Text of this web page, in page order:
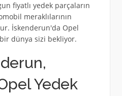
fiyatlı yedek parçaların
meraklılarının
İskenderun'da Opel
dünya sizi bekliyor.
Yedek